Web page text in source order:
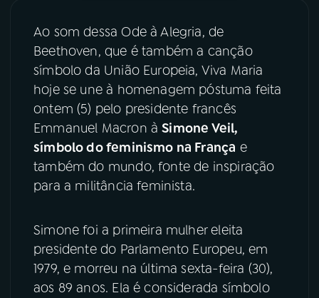
YouTube Facebook
Instagram X
TikTok
Ao som dessa Ode à Alegria, de
Beethoven, que é também a canção
símbolo da União Europeia, Viva Maria
hoje se une à homenagem póstuma feita
ontem (5) pelo presidente francês
Emmanuel Macron àSimone Veil,
símbolo do feminismo na França e
também do mundo, fonte de inspiração
para a militância feminista.
Simone foi a primeira mulher eleita
presidente do Parlamento Europeu, em
1979, e morreu na última sexta-feira (30),
aos 89 anos. Ela é considerada símbolo